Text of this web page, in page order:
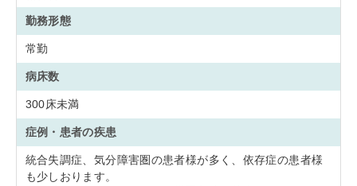
勤務形態
常勤
病床数
300床未満
症例・患者の疾患
統合失調症、気分障害圏の患者様が多く、依存症の患者様
も少しおります。